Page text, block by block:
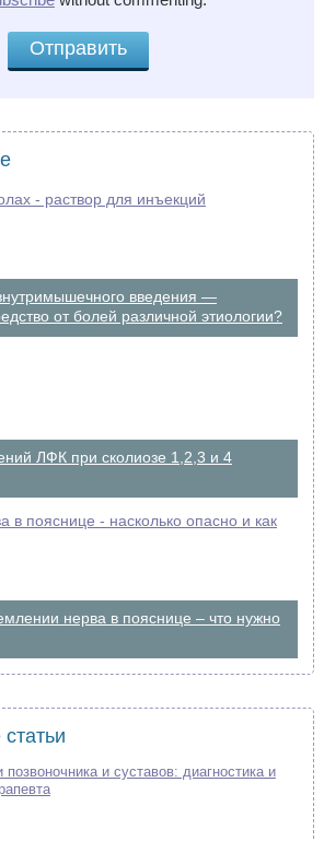
введения —
от болей различной этиологии?
ЛФК при сколиозе 1,2,3 и 4
нерва в пояснице – что нужно
позвоночника и суставов: диагностика и